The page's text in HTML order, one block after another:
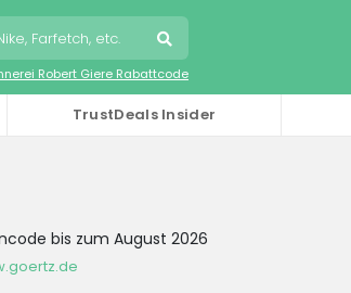
Robert Giere Rabattcode
TrustDeals Insider
bis zum August 2026